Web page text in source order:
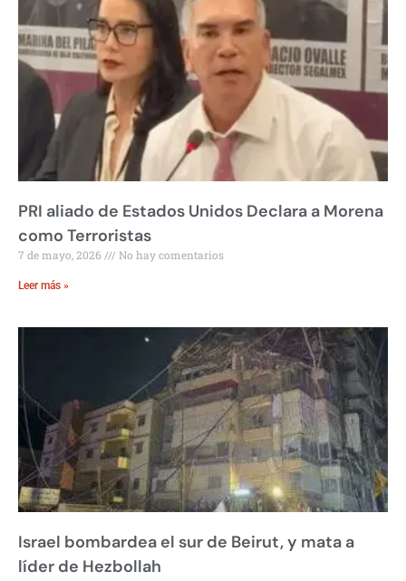
PRI aliado de Estados Unidos Declara a Morena
como Terroristas
7 de mayo, 2026 No hay comentarios
Leer más »
Israel bombardea el sur de Beirut, y mata a
líder de Hezbollah